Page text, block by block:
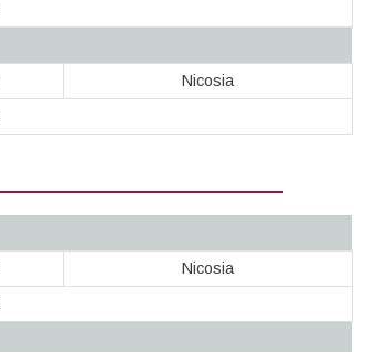
Nicosia
Nicosia